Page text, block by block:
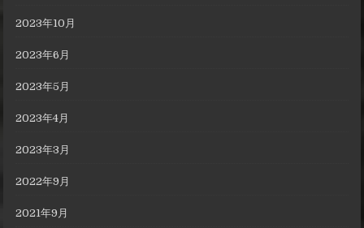
2023年10月
2023年6月
2023年5月
2023年4月
2023年3月
2022年9月
2021年9月